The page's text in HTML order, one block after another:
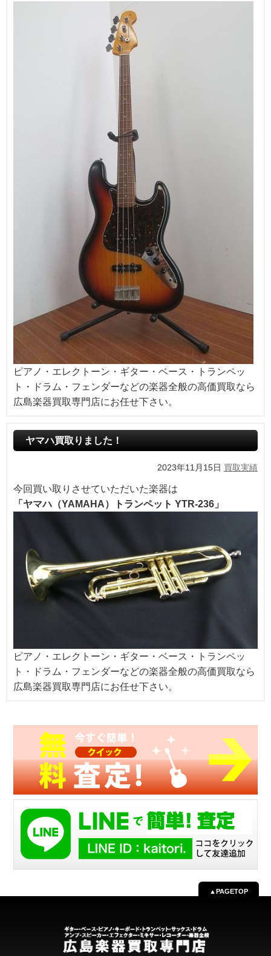
ピアノ・エレクトーン・ギター・ベース・トランペッ
ト・ドラム・フェンダーなどの楽器全般の高価買取なら
広島楽器買取専門店にお任せ下さい。
ヤマハ買取りました！
2023年11月15日 買取実績
今回買い取りさせていただいた楽器は
「ヤマハ（YAMAHA）トランペット YTR-236」
ピアノ・エレクトーン・ギター・ベース・トランペッ
ト・ドラム・フェンダーなどの楽器全般の高価買取なら
広島楽器買取専門店にお任せ下さい。
▲PAGETOP